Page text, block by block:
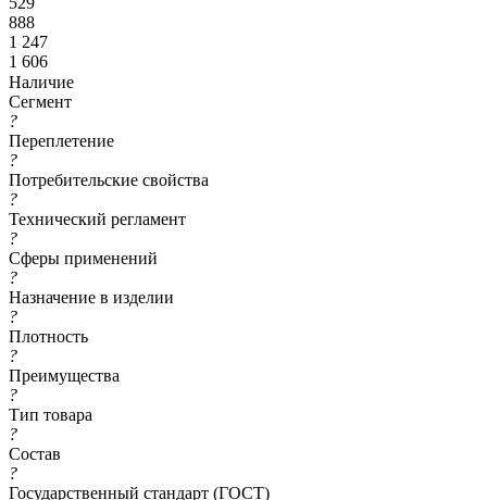
888
1 247
1 606
Наличие
Сегмент
?
Переплетение
?
Потребительские свойства
?
Технический регламент
?
Сферы применений
?
Назначение в изделии
?
Плотность
?
Преимущества
?
Тип товара
?
Состав
?
Государственный стандарт (ГОСТ)